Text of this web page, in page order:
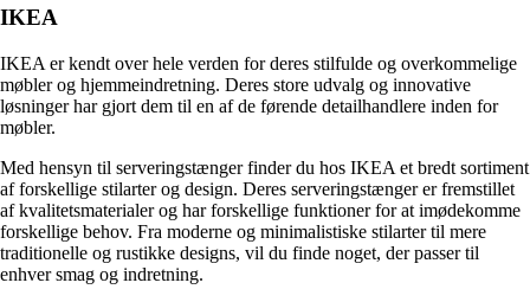
IKEA
IKEA er kendt over hele verden for deres stilfulde og overkommelige
møbler og hjemmeindretning. Deres store udvalg og innovative
løsninger har gjort dem til en af ​​de førende detailhandlere inden for
møbler.
Med hensyn til serveringstænger finder du hos IKEA et bredt sortiment
af forskellige stilarter og design. Deres serveringstænger er fremstillet
af kvalitetsmaterialer og har forskellige funktioner for at imødekomme
forskellige behov. Fra moderne og minimalistiske stilarter til mere
traditionelle og rustikke designs, vil du finde noget, der passer til
enhver smag og indretning.